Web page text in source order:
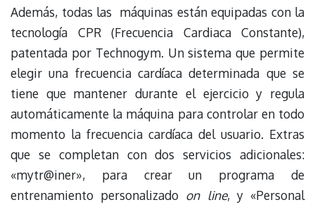
Además, todas las máquinas están equipadas con la
tecnología CPR (Frecuencia Cardiaca Constante),
patentada por Technogym. Un sistema que permite
elegir una frecuencia cardíaca determinada que se
tiene que mantener durante el ejercicio y regula
automáticamente la máquina para controlar en todo
momento la frecuencia cardíaca del usuario. Extras
que se completan con dos servicios adicionales:
«mytr@iner», para crear un programa de
entrenamiento personalizado on line, y «Personal